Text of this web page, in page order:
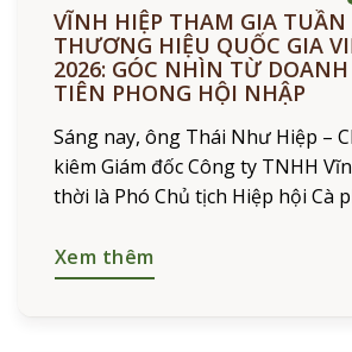
VĨNH HIỆP THAM GIA TUẦN
THƯƠNG HIỆU QUỐC GIA
2026: GÓC NHÌN TỪ
TIÊN PHONG HỘI NHẬP
Sáng nay, ông Thái Như Hiệp –
kiêm Giám đốc Công ty TNHH
thời là Phó Chủ tịch Hiệp hội Cà
Xem thêm